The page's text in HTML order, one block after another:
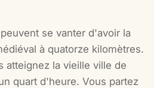
se vanter d'avoir la
à quatorze kilomètres.
atteignez la vieille ville de
quart d'heure. Vous partez